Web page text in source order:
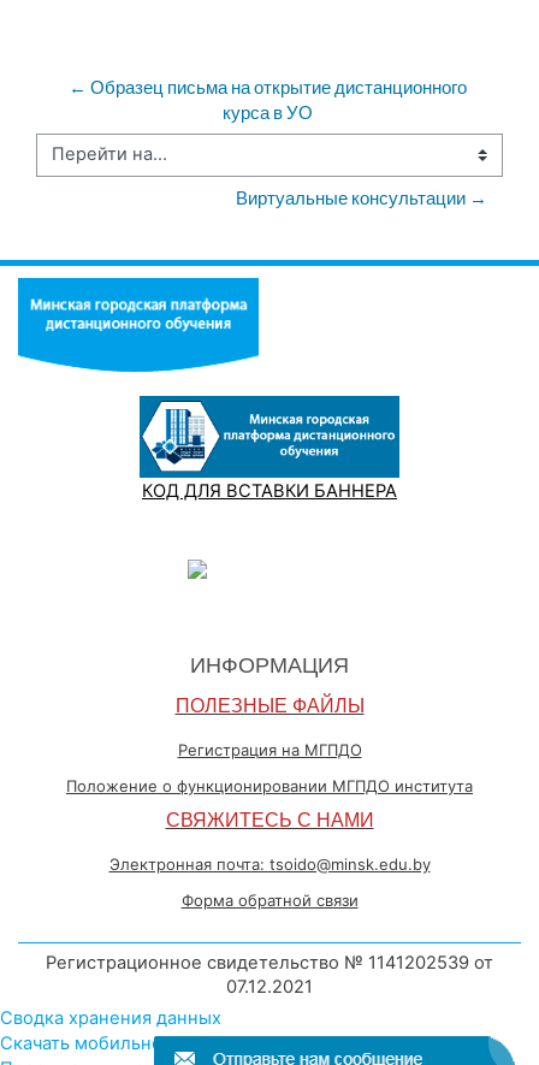
← Образец письма на открытие дистанционного
курса в УО
Перейти на...
Виртуальные консультации →
КОД ДЛЯ ВСТАВКИ БАННЕРА
ИНФОРМАЦИЯ
ПОЛЕЗНЫЕ ФАЙЛЫ
Регистрация на МГПДО
Положение о функционировании МГПДО института
СВЯЖИТЕСЬ С НАМИ
Электронная почта: tsoido@minsk.edu.by
Форма обратной связи
Регистрационное свидетельство № 1141202539 от
07.12.2021
Сводка хранения данных
Скачать мобильное приложение